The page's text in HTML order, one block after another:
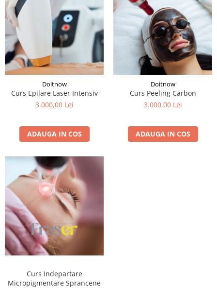
Doitnow
Curs Epilare Laser Intensiv
3.000,00 Lei
ADAUGA IN COS
Doitnow
Curs Peeling Carbon
3.000,00 Lei
ADAUGA IN COS
Curs Indepartare
Micropigmentare Sprancene